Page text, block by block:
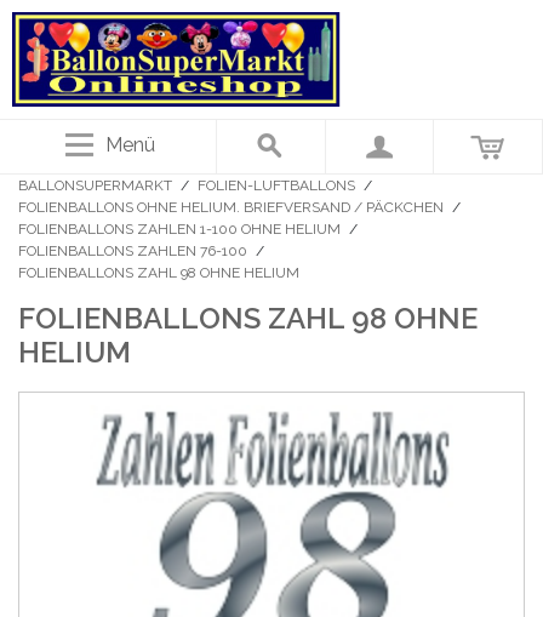
Menü
BALLONSUPERMARKT / FOLIEN-LUFTBALLONS /
FOLIENBALLONS OHNE HELIUM. BRIEFVERSAND / PÄCKCHEN /
FOLIENBALLONS ZAHLEN 1-100 OHNE HELIUM /
FOLIENBALLONS ZAHLEN 76-100 /
FOLIENBALLONS ZAHL 98 OHNE HELIUM
FOLIENBALLONS ZAHL 98 OHNE
HELIUM